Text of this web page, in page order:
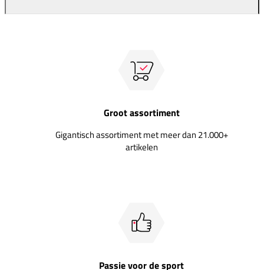
Groot assortiment
Gigantisch assortiment met meer dan 21.000+
artikelen
Passie voor de sport